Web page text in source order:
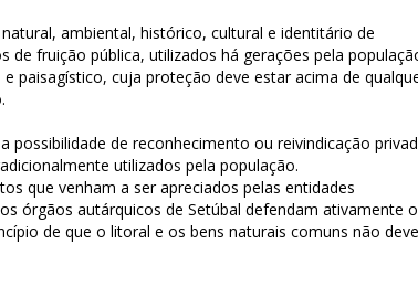
ambiental, histórico, cultural e identitário de
de fruição pública, utilizados há gerações pela
paisagístico, cuja proteção deve estar acima de
possibilidade de reconhecimento ou reivindicação
utilizados pela população.
que venham a ser apreciados pelas entidades
órgãos autárquicos de Setúbal defendam ativamente o
de que o litoral e os bens naturais comuns não